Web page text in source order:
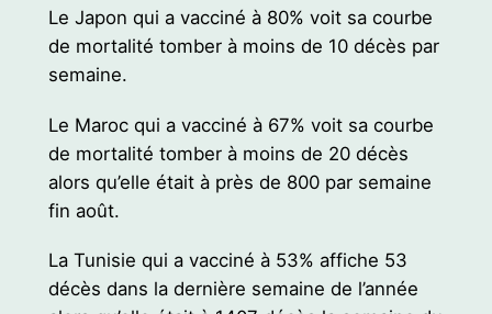
Le Japon qui a vacciné à 80% voit sa courbe
de mortalité tomber à moins de 10 décès par
semaine.
Le Maroc qui a vacciné à 67% voit sa courbe
de mortalité tomber à moins de 20 décès
alors qu’elle était à près de 800 par semaine
fin août.
La Tunisie qui a vacciné à 53% affiche 53
décès dans la dernière semaine de l’année